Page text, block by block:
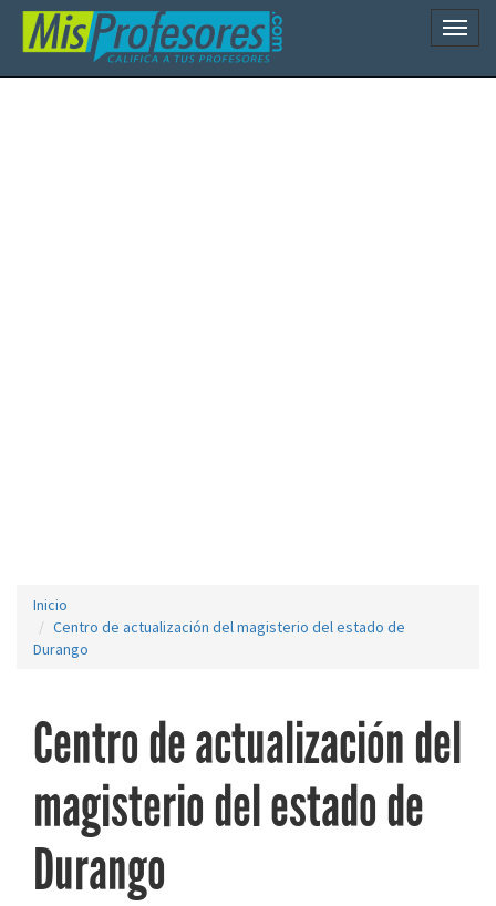
Inicio
Centro de actualización del magisterio del estado de
Durango
Centro de actualización del
magisterio del estado de
Durango